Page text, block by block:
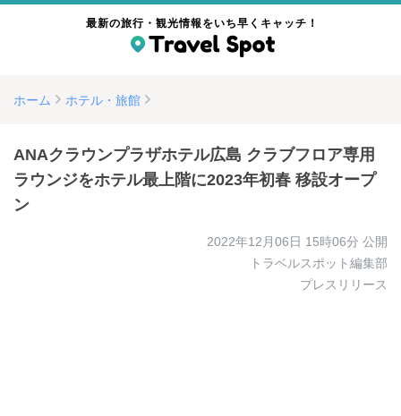
最新の旅行・観光情報をいち早くキャッチ！
ホーム ホテル・旅館
ANAクラウンプラザホテル広島 クラブフロア専用
ラウンジをホテル最上階に2023年初春 移設オープ
ン
2022年12月06日 15時06分 公開
トラベルスポット編集部
プレスリリース